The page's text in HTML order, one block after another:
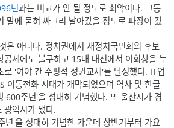
년과는 비교가 안 될 정도로 최악이다. 그동
말에 묻혀 싸그리 날아갔을 정도로 파장이 컸
은 아니다. 정치권에서 새정치국민회의 후보
공세에도 불구하고 15대 대선에서 이회창을 누
로 '여야 간 수평적 정권교체'를 달성했다. IT업
이동전화 시대가 개막되었으며 역사 및 한글
600주년'을 성대히 기념했다. 또 울산시가 경
광역시가 됐다.
년'을 성대히 기념한 가운데 상반기부터 가요